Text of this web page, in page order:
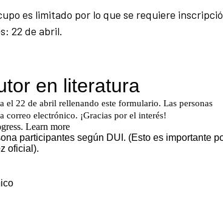
es limitado por lo que se requiere
22 de abril.